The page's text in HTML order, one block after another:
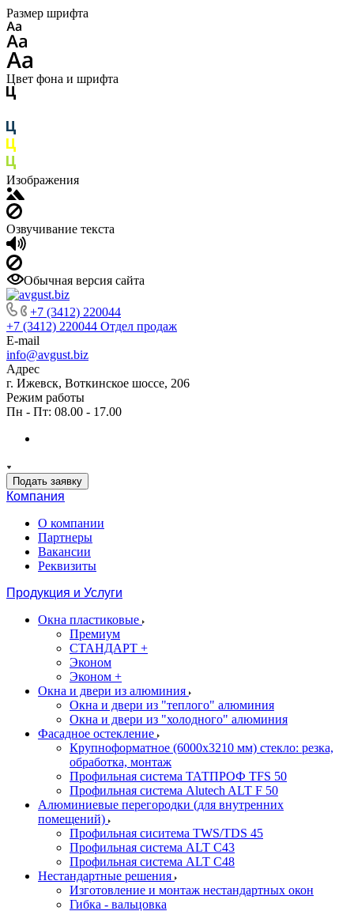
Размер шрифта
Цвет фона и шрифта
Изображения
Озвучивание текста
Обычная версия сайта
+7 (3412) 220044
+7 (3412) 220044 Отдел продаж
E-mail
info@avgust.biz
Адрес
г. Ижевск, Воткинское шоссе, 206
Режим работы
Пн - Пт: 08.00 - 17.00
Подать заявку
Компания
О компании
Партнеры
Вакансии
Реквизиты
Продукция и Услуги
Окна пластиковые
Премиум
СТАНДАРТ +
Эконом
Эконом +
Окна и двери из алюминия
Окна и двери из "теплого" алюминия
Окна и двери из "холодного" алюминия
Фасадное остекление
Крупноформатное (6000x3210 мм) стекло: резка,
обработка, монтаж
Профильная система ТАТПРОФ TFS 50
Профильная система Alutech ALT F 50
Алюминиевые перегородки (для внутренних
помещений)
Профильная сиситема TWS/TDS 45
Профильная система ALT C43
Профильная система ALT C48
Нестандартные решения
Изготовление и монтаж нестандартных окон
Гибка - вальцовка